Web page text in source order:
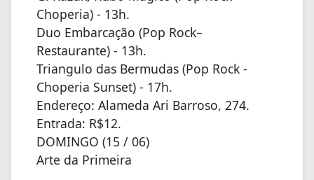
Choperia) - 13h.
Duo Embarcação (Pop Rock–
Restaurante) - 13h.
Triangulo das Bermudas (Pop Rock -
Choperia Sunset) - 17h.
Endereço: Alameda Ari Barroso, 274.
Entrada: R$12.
DOMINGO (15 / 06)
Arte da Primeira